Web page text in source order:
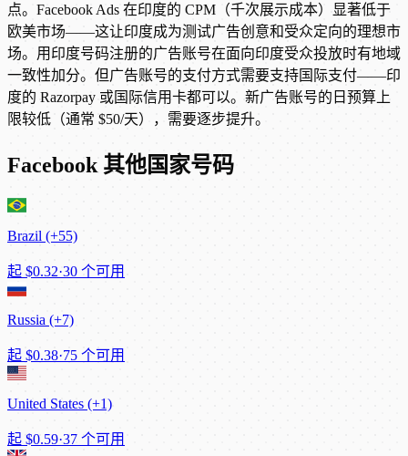
点。Facebook Ads 在印度的 CPM（千次展示成本）显著低于
欧美市场——这让印度成为测试广告创意和受众定向的理想市
场。用印度号码注册的广告账号在面向印度受众投放时有地域
一致性加分。但广告账号的支付方式需要支持国际支付——印
度的 Razorpay 或国际信用卡都可以。新广告账号的日预算上
限较低（通常 $50/天），需要逐步提升。
Facebook 其他国家号码
Brazil (+55)
起 $0.32·30 个可用
Russia (+7)
起 $0.38·75 个可用
United States (+1)
起 $0.59·37 个可用